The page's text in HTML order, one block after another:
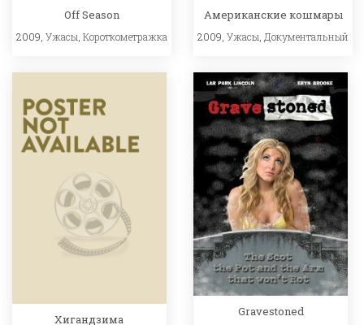
Off Season
2009, Ужасы Короткометражка
Американские кошмары
2009,Ужасы Документальный
Хигандзима
Gravestoned